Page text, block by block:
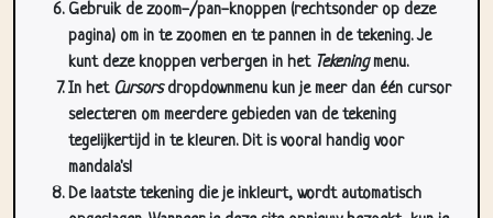
Gebruik de zoom-/pan-knoppen (rechtsonder op deze
pagina) om in te zoomen en te pannen in de tekening. Je
kunt deze knoppen verbergen in het Tekeningmenu.
In het Cursorsdropdownmenu kun je meer dan één cursor
selecteren om meerdere gebieden van de tekening
tegelijkertijd in te kleuren. Dit is vooral handig voor
mandala's!
De laatste tekening die je inkleurt, wordt automatisch